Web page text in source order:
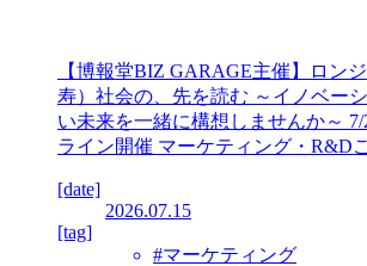
【博報堂BIZ GARAGE主催】ロン
寿）社会の、先を読む ～イノベー
い未来を一緒に構想しませんか～ 7/
ライン開催 マーケティング・R&D
[date]
2026.07.15
[tag]
#マーケティング